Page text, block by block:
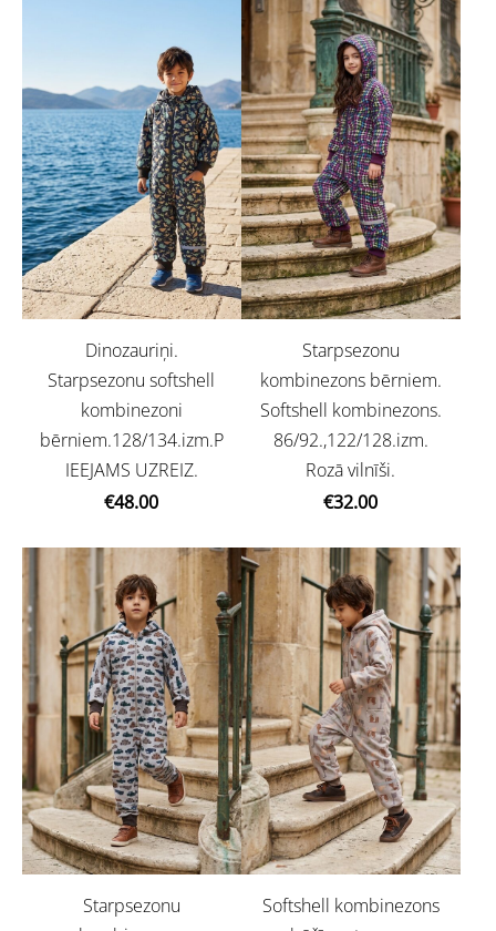
Dinozauriņi.
Starpsezonu softshell
kombinezoni
bērniem.128/134.izm.P
IEEJAMS UZREIZ.
€48.00
Starpsezonu
kombinezons bērniem.
Softshell kombinezons.
86/92.,122/128.izm.
Rozā vilnīši.
€32.00
Starpsezonu
Softshell kombinezons